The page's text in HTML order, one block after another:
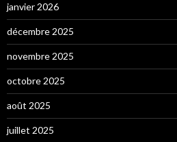
janvier 2026
décembre 2025
novembre 2025
octobre 2025
août 2025
juillet 2025